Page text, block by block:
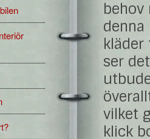
kläder
ser
vilket
klick